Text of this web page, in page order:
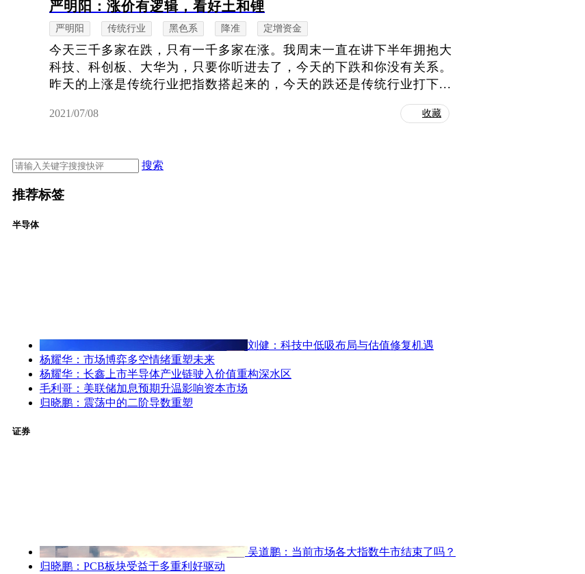
严明阳：涨价有逻辑，看好土和锂
严明阳 传统行业 黑色系 降准 定增资金
今天三千多家在跌，只有一千多家在涨。我周末一直在讲下半年拥抱大
科技、科创板、大华为，只要你听进去了，今天的下跌和你没有关系。
昨天的上涨是传统行业把指数搭起来的，今天的跌还是传统行业打下...
2021/07/08 收藏
搜索
推荐标签
半导体
刘健：科技中低吸布局与估值修复机遇
杨耀华：市场博弈多空情绪重塑未来
杨耀华：长鑫上市半导体产业链驶入价值重构深水区
毛利哥：美联储加息预期升温影响资本市场
归晓鹏：震荡中的二阶导数重塑
证券
吴道鹏：当前市场各大指数牛市结束了吗？
归晓鹏：PCB板块受益于多重利好驱动